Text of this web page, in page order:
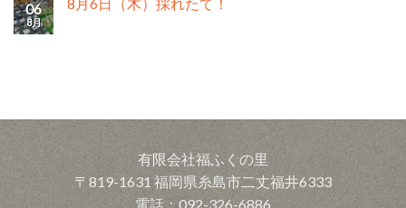
06
8月
有限会社福ふくの里
〒819-1631 福岡県糸島市二丈福井6333
電話：092-326-6886